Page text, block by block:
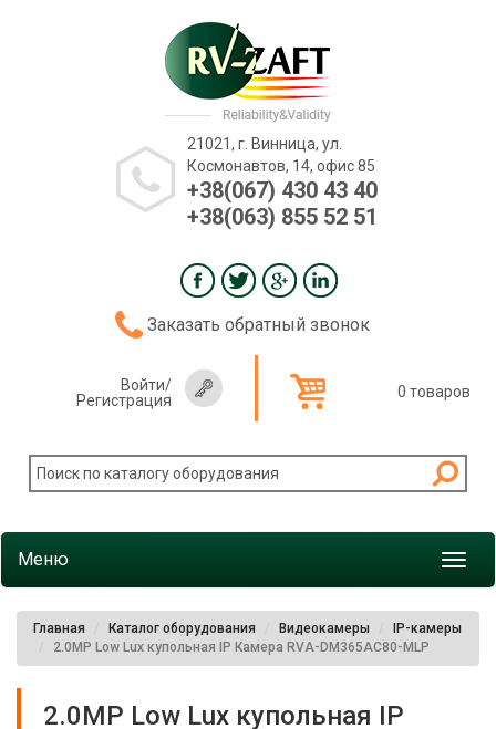
21021, г. Винница, ул.
Космонавтов, 14, офис 85
+38(067) 430 43 40
+38(063) 855 52 51
Заказать обратный звонок
Войти/
Регистрация
0 товаров
Меню
Главная Каталог оборудования Видеокамеры
IP-камеры
2.0MP Low Lux купольная IP Камера RVA-DM365AC80-MLP
2.0MP Low Lux купольная IP